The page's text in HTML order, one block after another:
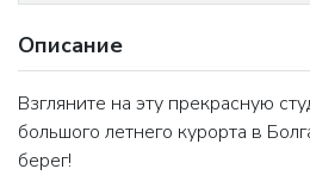
Описание
Взгляните на эту прекрасную
большого летнего курорта в
берег!